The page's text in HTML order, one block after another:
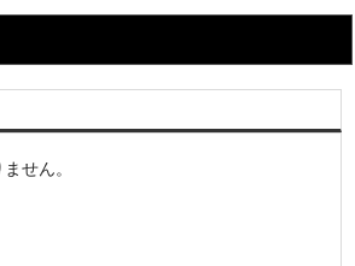
せん。